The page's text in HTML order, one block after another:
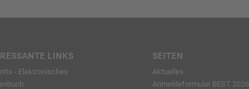
LINKS
- Elektronisches
SEITEN
Aktuelles
Anmeldeformular BEST 2026